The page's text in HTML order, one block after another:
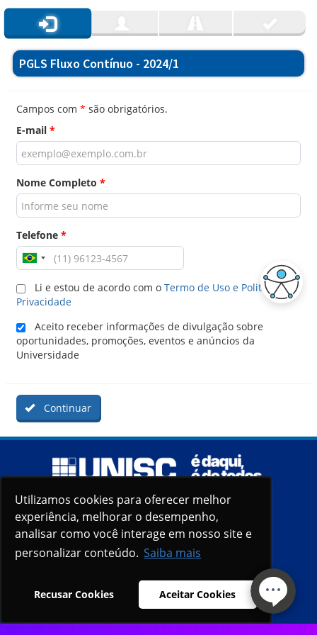
Utilizamos cookies para oferecer melhor
experiência, melhorar o desempenho,
analisar como você interage em nosso site e
personalizar conteúdo. Saiba mais
Recusar Cookies Aceitar Cookies
Utilizamos cookies para oferecer melhor
experiência, melhorar o desempenho,
analisar como você interage em nosso site e
personalizar conteúdo. Saiba mais
Recusar Cookies Aceitar Cookies
PGLS Fluxo Contínuo - 2024/1
Campos com * são obrigatórios.
E-mail *
Nome Completo *
Telefone *
Li e estou de acordo com o Termo de Uso e Politica de
Privacidade
Aceito receber informações de divulgação sobre
oportunidades, promoções, eventos e anúncios da
Universidade
Continuar